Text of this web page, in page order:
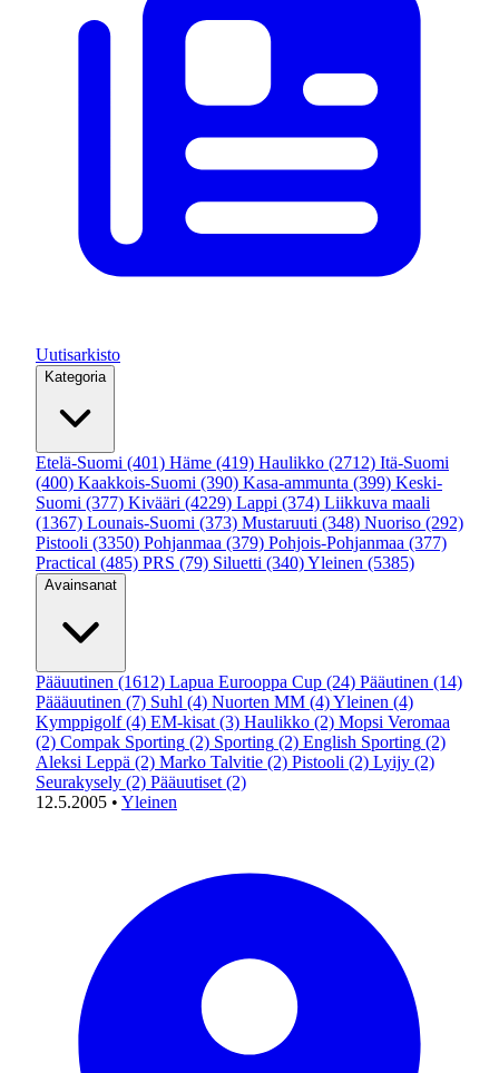
Uutisarkisto
Kategoria
Etelä-Suomi (401) Häme (419) Haulikko (2712) Itä-Suomi
(400) Kaakkois-Suomi (390) Kasa-ammunta (399) Keski-
Suomi (377) Kivääri (4229) Lappi (374) Liikkuva maali
(1367) Lounais-Suomi (373) Mustaruuti (348) Nuoriso (292)
Pistooli (3350) Pohjanmaa (379) Pohjois-Pohjanmaa (377)
Practical (485) PRS (79) Siluetti (340)Yleinen (5385)
Avainsanat
Pääuutinen (1612) Lapua Eurooppa Cup (24) Pääutinen (14)
Päääuutinen (7) Suhl (4) Nuorten MM (4)Yleinen (4)
Kymppigolf (4) EM-kisat (3) Haulikko (2) Mopsi Veromaa
(2) Compak Sporting (2) Sporting (2) English Sporting (2)
Aleksi Leppä (2) Marko Talvitie (2) Pistooli (2) Lyijy (2)
Seurakysely (2) Pääuutiset (2)
12.5.2005 • Yleinen